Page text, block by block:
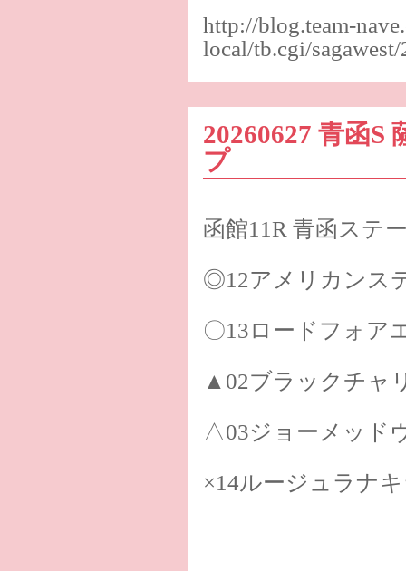
http://blog.team-
local/tb.cgi/
20260627 青函S
プ
函館11R 青函ステ
◎12アメリカンス
〇13ロードフォア
▲02ブラックチャ
△03ジョーメッド
×14ルージュラナ